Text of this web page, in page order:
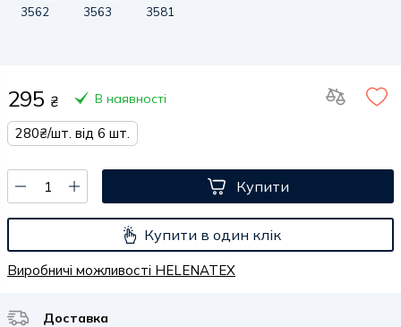
3562 3563 3581
295 ₴ В наявності
280₴/шт. від 6 шт.
Купити
Купити в один клік
Виробничі можливості HELENATEX
Доставка